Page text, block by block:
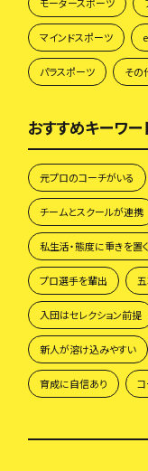
マインドスポーツ
パラスポーツ その
おすすめキーワー
元プロのコーチがいる
チームとスクールが連携
私生活・態度に重きを置く
プロ選手を輩出
入団はセレクション前提
新人が溶け込みやすい
育成に自信あり